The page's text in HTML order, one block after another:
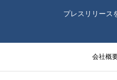
プレスリリース
会社概